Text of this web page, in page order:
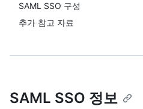
SAML SSO 구성
추가 참고 자료
SAML SSO 정보